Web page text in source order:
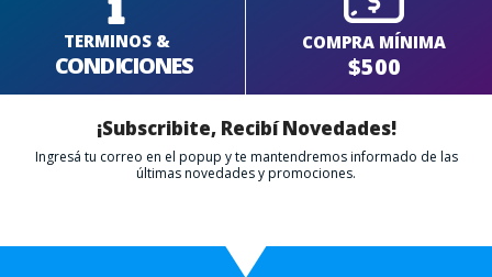
TERMINOS &
CONDICIONES
COMPRA MÍNIMA
$500
¡Subscribite, Recibí Novedades!
Ingresá tu correo en el popup y te mantendremos informado de las
últimas novedades y promociones.